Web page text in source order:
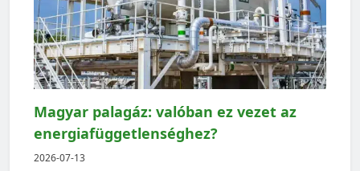
Magyar palagáz: valóban ez vezet az
energiafüggetlenséghez?
2026-07-13